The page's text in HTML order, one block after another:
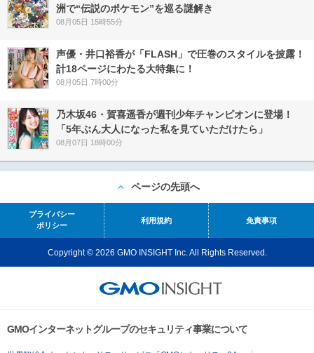
洲で“伝説のポケモン”を巡る謎解き
08月05日 15時55分
声優・井口裕香が「FLASH」で圧巻のスタイルを披露！
計18ページにわたる大特集に！
08月05日 7時00分
乃木坂46・賀喜遥香が週刊少年チャンピオンに登場！
「5年ぶん大人になった私を見ていただけたら」
08月07日 18時00分
ページの先頭へ
プライバシー
ポリシー
利用規約 免責事項
Copyright © 2026 GMO INSIGHT Inc. All Rights Reserved.
GMOインターネットグループのセキュリティ事業について